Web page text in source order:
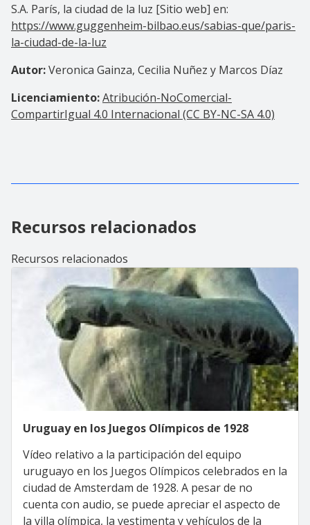
S.A. París, la ciudad de la luz [Sitio web] en:
https://www.guggenheim-bilbao.eus/sabias-que/paris-
la-ciudad-de-la-luz
Autor:Veronica Gainza, Cecilia Nuñez y Marcos Díaz
Licenciamiento:Atribución-NoComercial-
CompartirIgual 4.0 Internacional (CC BY-NC-SA 4.0)
Recursos relacionados
Recursos relacionados
Uruguay en los Juegos Olímpicos de 1928
Vídeo relativo a la participación del equipo
uruguayo en los Juegos Olímpicos celebrados en la
ciudad de Amsterdam de 1928. A pesar de no
cuenta con audio, se puede apreciar el aspecto de
la villa olímpica, la vestimenta y vehículos de la